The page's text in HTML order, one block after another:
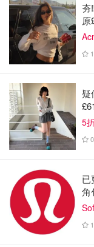
英国峰区天气
峰区和英国大陆
较高，因此气温较
夯
原
疑
5
0
已
角